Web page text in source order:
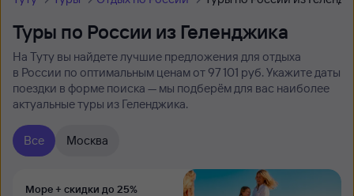
Туры по России из Геленджика
На Туту вы найдете лучшие предложения для отдыха
в России по оптимальным ценам от 97 ⁠101 руб. Укажите даты
поездки в форме поиска — мы подберём для вас наиболее
актуальные туры из Геленджика.
Все Москва
Море + скидки до 25%